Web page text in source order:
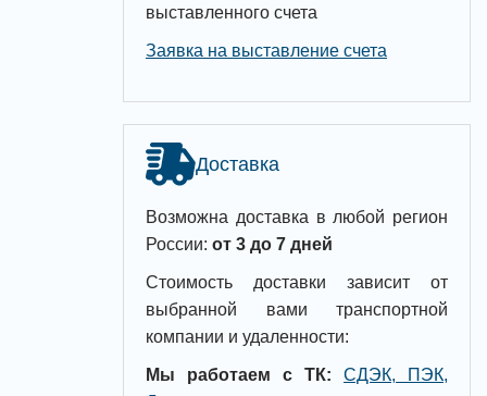
выставленного счета
Заявка на выставление счета
Доставка
Возможна доставка в любой регион
России: от 3 до 7 дней
Стоимость доставки зависит от
выбранной вами транспортной
компании и удаленности:
Мы работаем с ТК:
СДЭК, ПЭК,